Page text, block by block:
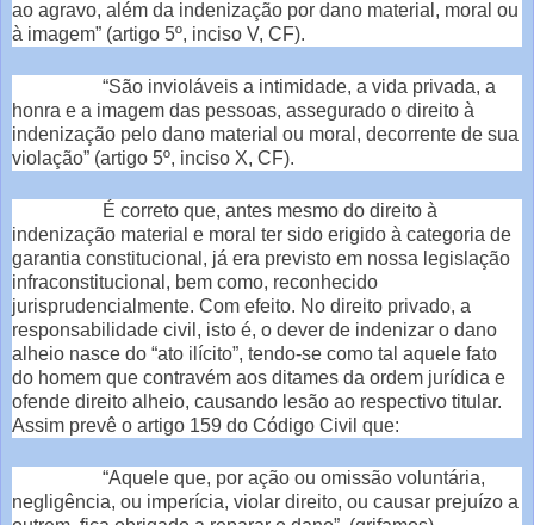
ao agravo, além da indenização por dano material, moral ou
à imagem” (artigo 5º, inciso V, CF).
“São invioláveis a intimidade, a vida privada, a
honra e a imagem das pessoas, assegurado o direito à
indenização pelo dano material ou moral, decorrente de sua
violação” (artigo 5º, inciso X, CF).
É correto que, antes mesmo do direito à
indenização material e moral ter sido erigido à categoria de
garantia constitucional, já era previsto em nossa legislação
infraconstitucional, bem como, reconhecido
jurisprudencialmente. Com efeito. No direito privado, a
responsabilidade civil, isto é, o dever de indenizar o dano
alheio nasce do “ato ilícito”, tendo-se como tal aquele fato
do homem que contravém aos ditames da ordem jurídica e
ofende direito alheio, causando lesão ao respectivo titular.
Assim prevê o artigo 159 do Código Civil que:
“Aquele que, por ação ou omissão voluntária,
negligência, ou imperícia, violar direito, ou causar prejuízo a